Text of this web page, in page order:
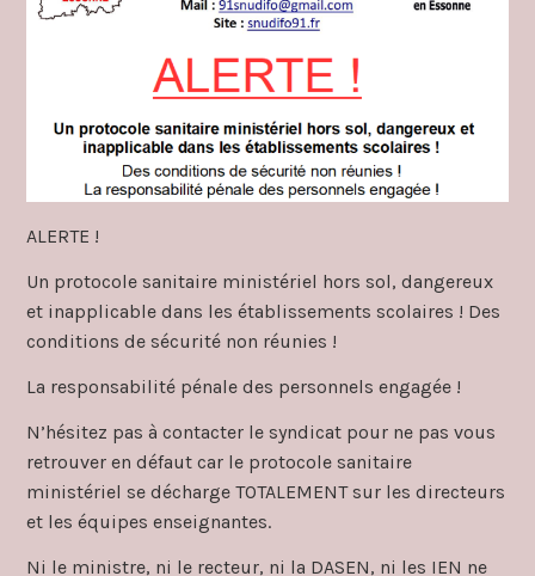
f3sct
covid19
2020
ALERTE !
Un protocole sanitaire ministériel hors sol, dangereux
et inapplicable dans les établissements scolaires ! Des
conditions de sécurité non réunies !
La responsabilité pénale des personnels engagée !
N’hésitez pas à contacter le syndicat pour ne pas vous
retrouver en défaut car le protocole sanitaire
ministériel se décharge TOTALEMENT sur les directeurs
et les équipes enseignantes.
Ni le ministre, ni le recteur, ni la DASEN, ni les IEN ne